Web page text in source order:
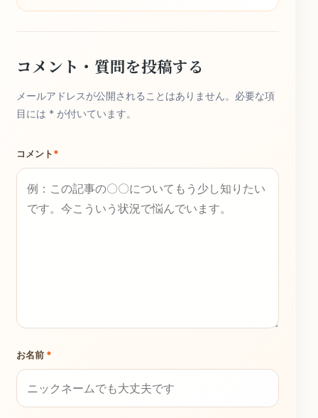
コメント・質問を投稿する
メールアドレスが公開されることはありません。必要な項
目には * が付いています。
コメント*
お名前 *